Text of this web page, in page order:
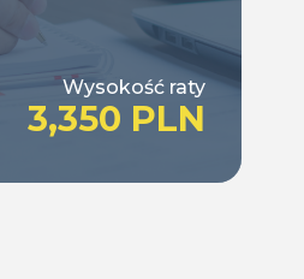
Wysokość raty
3,350 PLN